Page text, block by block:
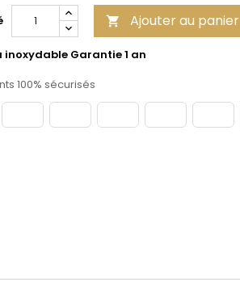
 Ajouter au panier
inoxydable Garantie 1 an
100% sécurisés